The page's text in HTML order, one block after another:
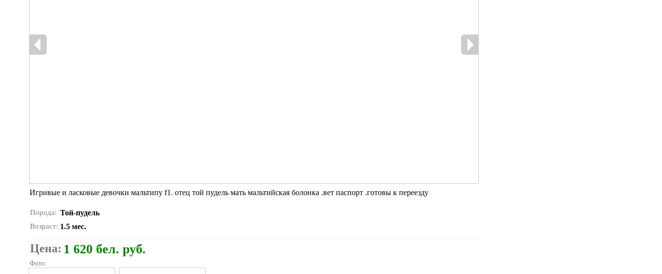
Игривые и ласковые девочки мальтипу f1. отец той пудель мать мальтийская болонка .вет паспорт .готовы к переезду
Порода: Той-пудель
Возраст: 1.5 мес.
Цена: 1 620 бел. руб.
Фото: